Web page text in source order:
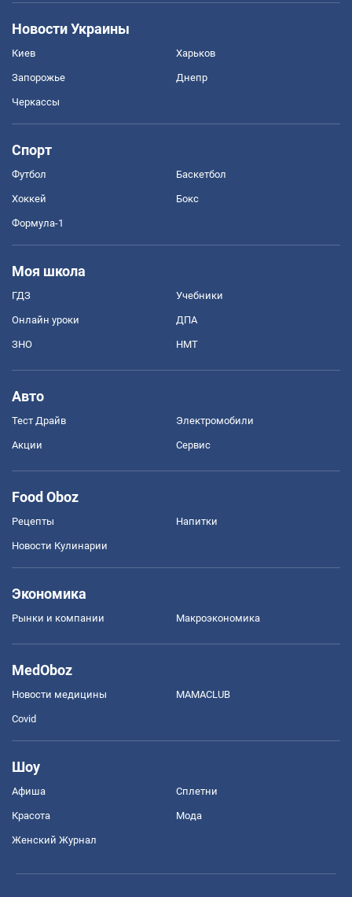
Новости Украины
Киев Харьков
Запорожье Днепр
Черкассы
Спорт
Футбол Баскетбол
Хоккей Бокс
Формула-1
Моя школа
ГДЗ Учебники
Онлайн уроки ДПА
ЗНО НМТ
Авто
Тест Драйв Электромобили
Акции Сервис
Food Oboz
Рецепты Напитки
Новости Кулинарии
Экономика
Рынки и компании Mакроэкономика
MedOboz
Новости медицины MAMACLUB
Covid
Шоу
Афиша Сплетни
Красота Мода
Женский Журнал